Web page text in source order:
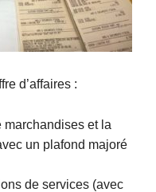
d’affaires :
marchandises et la
un plafond majoré
de services (avec